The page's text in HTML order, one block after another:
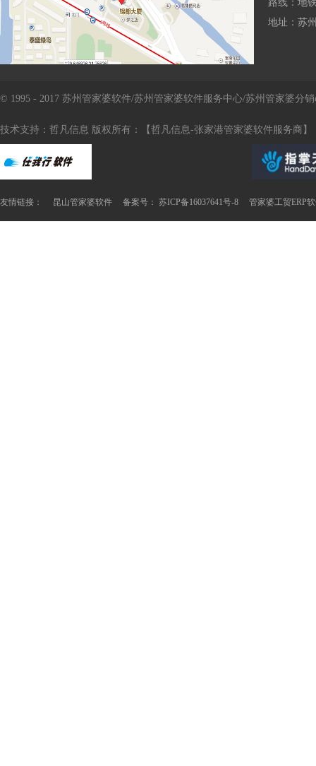
路线：地
地址：苏
© 1995 - 2017 苏州管家婆软件/苏州管家婆软件服务中心/苏州管家婆分
技术支持：哲凡信息 版权所有：【哲凡信息-张家港管家婆软件服务商】
友情链接： 昆山管家婆软件 备案号： 苏ICP备16037641号-8 管家婆工贸ERP